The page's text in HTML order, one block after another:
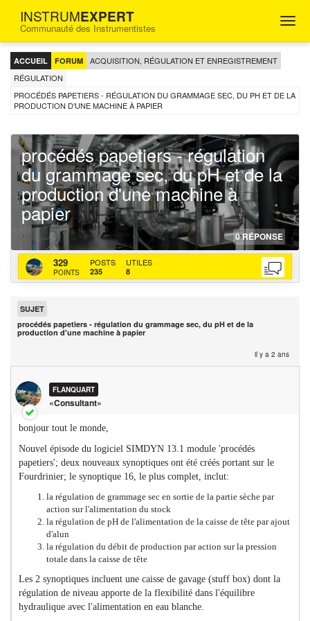
INSTRUMEXPERT
Communauté des Instrumentistes
FORUM
D'ENTRAIDE
POUR
LES
INGÉNIEURS
INSTRUMENTISTES
ACCUEIL FORUM
ACQUISITION, RÉGULATION ET ENREGISTREMENT
RÉGULATION
PROCÉDÉS PAPETIERS - RÉGULATION DU GRAMMAGE SEC, DU PH ET DE LA
PRODUCTION D'UNE MACHINE À PAPIER
procédés papetiers - régulation
du grammage sec, du pH et de la
production d'une machine à
papier
0RÉPONSE
29-
02-
329
POINTS
POSTS
235
UTILES
8
SUJET
procédés papetiers - régulation du grammage sec, du pH et de la
production d'une machine à papier
il y a 2 ans
FLANQUART
«Consultant»
bonjour tout le monde,
Nouvel épisode du logiciel SIMDYN 13.1 module 'procédés
papetiers'; deux nouveaux synoptiques ont été créés portant sur le
Fourdrinier; le synoptique 16, le plus complet, inclut:
la régulation de grammage sec en sortie de la partie sèche par
action sur l'alimentation du stock
la régulation de pH de l'alimentation de la caisse de tête par ajout
d'alun
la régulation du débit de production par action sur la pression
totale dans la caisse de tête
Les 2 synoptiques incluent une caisse de gavage (stuff box) dont la
régulation de niveau apporte de la flexibilité dans l'équilibre
hydraulique avec l'alimentation en eau blanche.